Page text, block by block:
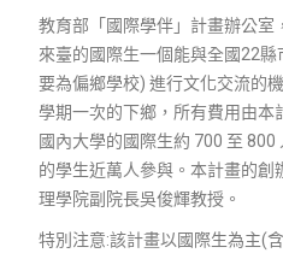
教育部「國際學伴」計畫辦公室
來臺的國際生一個能與全國22
要為偏鄉學校) 進行文化交流的
學期一次的下鄉，所有費用由本
國內大學的國際生約 700 至
的學生近萬人參與。本計畫的
理學院副院長吳俊輝教授。
特別注意:該計畫以國際生為主(